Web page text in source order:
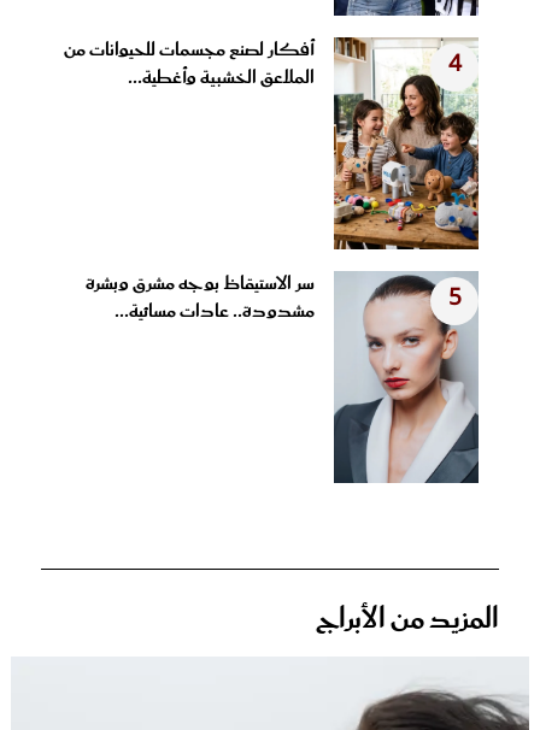
4
أفكار لصنع مجسمات للحيوانات من
الملاعق الخشبية وأغطية...
5
سر الاستيقاظ بوجه مشرق وبشرة
مشدودة.. عادات مسائية...
المزيد من الأبراج